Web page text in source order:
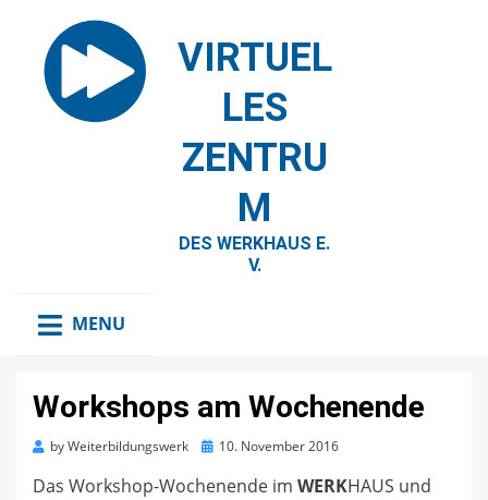
VIRTUEL
LES
ZENTRU
M
DES WERKHAUS E.
V.
MENU
Workshops am Wochenende
byWeiterbildungswerk
Posted10. November 2016
Das Workshop-Wochenende im WERKHAUS und